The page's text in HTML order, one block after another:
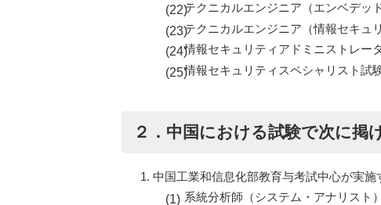
テクニカルエンジニア（エンベデッ
テクニカルエンジニア（情報セキュ
情報セキュリティアドミニストレー
情報セキュリティスペシャリスト試
２．中国における試験で次に掲
中国工業和信息化部教育与考試中心が実
系統分析師（システム・アナリスト）